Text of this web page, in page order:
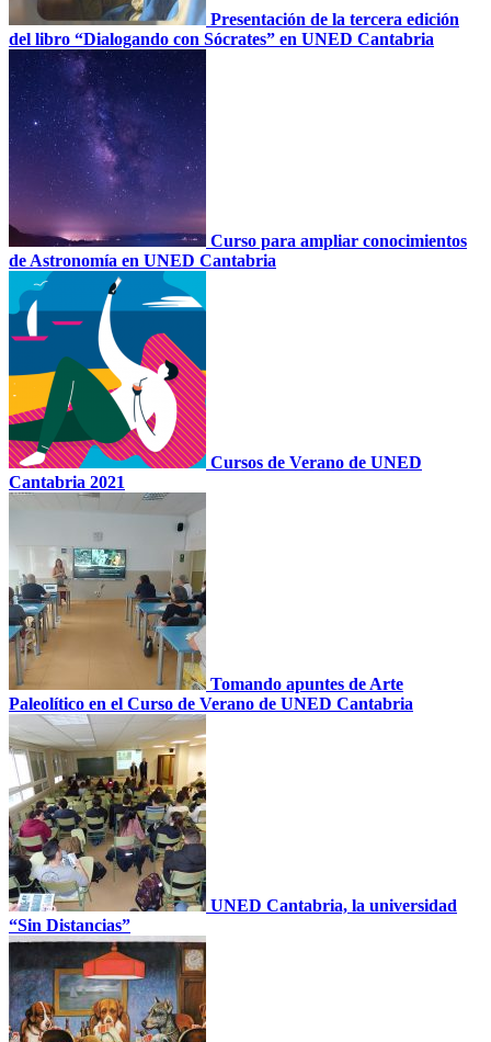
Presentación de la tercera edición
del libro “Dialogando con Sócrates” en UNED Cantabria
Curso para ampliar conocimientos
de Astronomía en UNED Cantabria
Cursos de Verano de UNED
Cantabria 2021
Tomando apuntes de Arte
Paleolítico en el Curso de Verano de UNED Cantabria
UNED Cantabria, la universidad
“Sin Distancias”